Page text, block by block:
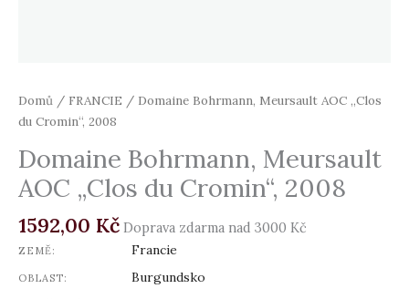
Domů / FRANCIE / Domaine Bohrmann, Meursault AOC „Clos
du Cromin“, 2008
Domaine Bohrmann, Meursault
AOC „Clos du Cromin“, 2008
1592,00 Kč Doprava zdarma nad 3000 Kč
ZEMĚ: Francie
OBLAST: Burgundsko